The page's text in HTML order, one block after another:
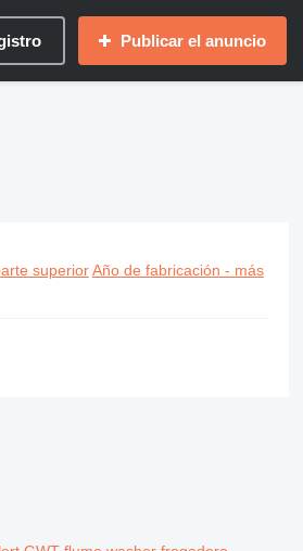
Publicar el anuncio
superior Año de fabricación - más